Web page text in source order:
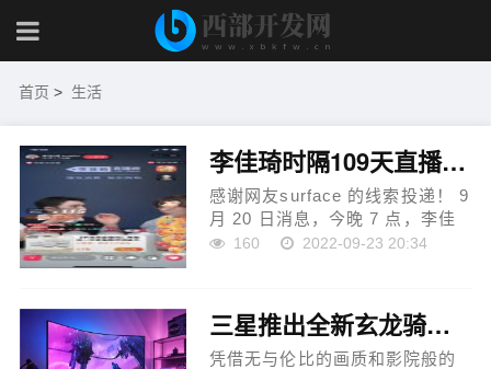
首页 > 生活
李佳琦时隔109天直播回归，50分钟观看量破1600万
感谢网友surface 的线索投递！ 9
月 20 日消息，今晚 7 点，李佳
琦回归淘宝直播间。 了解到，李
琦在回归后的首场直播的带...
160 2022-09-23 20:34
三星推出全新玄龙骑士电竞显示器Ark，将游戏体验感提升至全新高度
凭借无与伦比的画质和影院般的